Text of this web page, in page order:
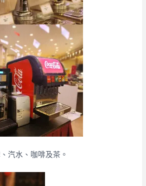
汽水、咖啡及茶。